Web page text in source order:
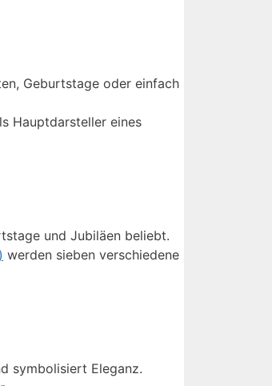
Geburtstage oder einfach
Hauptdarsteller eines
und Jubiläen beliebt.
werden sieben verschiedene
symbolisiert Eleganz.